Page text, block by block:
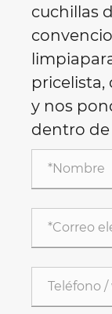
cuchillas
pricelista,
y nos
dentro de